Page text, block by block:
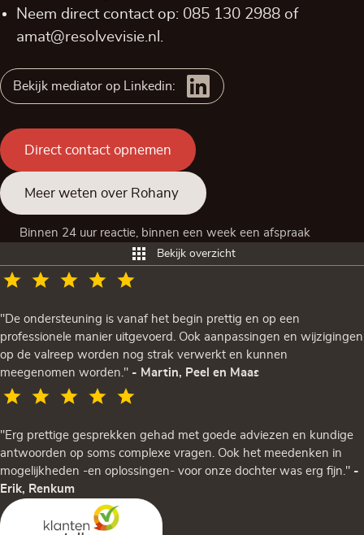
Neem direct contact op: 085 130 2988 of
amat@resolvevisie.nl .
Bekijk mediator op Linkedin:
Direct contact opnemen
Meer weten over Rohany
Binnen 24 uur reactie, binnen een week een afspraak
Bekijk overzicht
"De ondersteuning is vanaf het begin prettig en op een
professionele manier uitgevoerd. Ook aanpassingen en wijzigingen
op de valreep worden nog strak verwerkt en kunnen
meegenomen worden." - Martin, Peel en Maas
"Erg prettige gesprekken gehad met goede adviezen en kundige
antwoorden op soms complexe vragen. Ook het meedenken in
mogelijkheden -en oplossingen- voor onze dochter was erg fijn." -
Erik, Renkum